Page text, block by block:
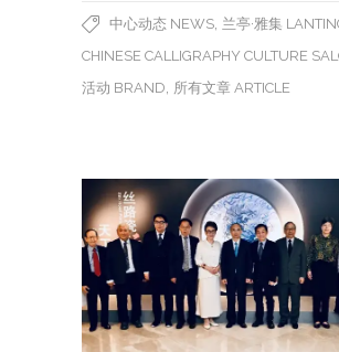
中心动态 NEWS 兰亭·雅集
CHINESE CALLIGRAPHY CULTURE
活动 BRAND 所有文章 ARTICLE